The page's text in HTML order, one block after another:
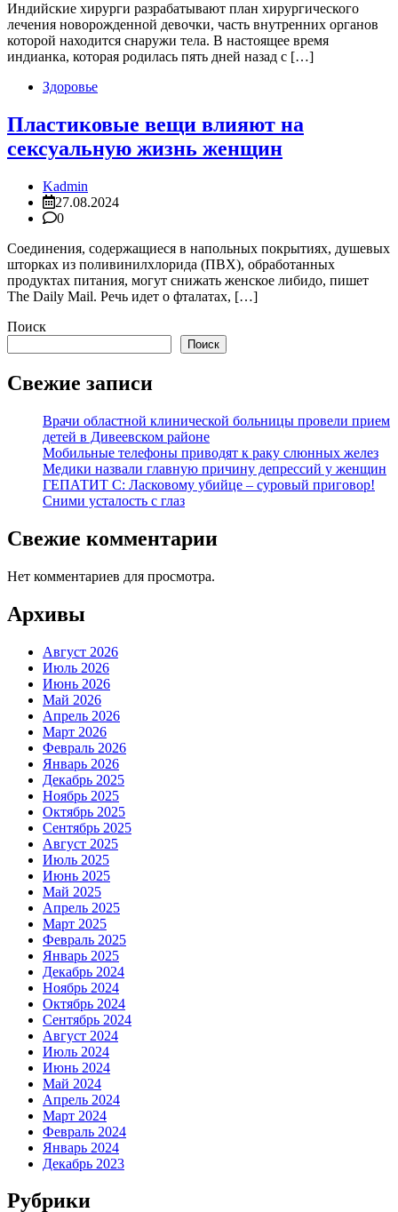
Индийские хирурги разрабатывают план хирургического
лечения новорожденной девочки, часть внутренних органов
которой находится снаружи тела. В настоящее время
индианка, которая родилась пять дней назад с […]
Здоровье
Пластиковые вещи влияют на
сексуальную жизнь женщин
Kadmin
27.08.2024
0
​Соединения, содержащиеся в напольных покрытиях, душевых
шторках из поливинилхлорида (ПВХ), обработанных
продуктах питания, могут снижать женское либидо, пишет
The Daily Mail. Речь идет о фталатах, […]
Поиск
Поиск
Свежие записи
Врачи областной клинической больницы провели прием
детей в Дивеевском районе
Мобильные телефоны приводят к раку слюнных желез
Медики назвали главную причину депрессий у женщин
ГЕПАТИТ С: Ласковому убийце – суровый приговор!
Сними усталость с глаз
Свежие комментарии
Нет комментариев для просмотра.
Архивы
Август 2026
Июль 2026
Июнь 2026
Май 2026
Апрель 2026
Март 2026
Февраль 2026
Январь 2026
Декабрь 2025
Ноябрь 2025
Октябрь 2025
Сентябрь 2025
Август 2025
Июль 2025
Июнь 2025
Май 2025
Апрель 2025
Март 2025
Февраль 2025
Январь 2025
Декабрь 2024
Ноябрь 2024
Октябрь 2024
Сентябрь 2024
Август 2024
Июль 2024
Июнь 2024
Май 2024
Апрель 2024
Март 2024
Февраль 2024
Январь 2024
Декабрь 2023
Рубрики